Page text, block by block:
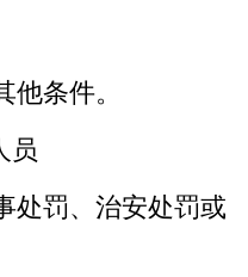
条件。
员
处罚、治安处罚或